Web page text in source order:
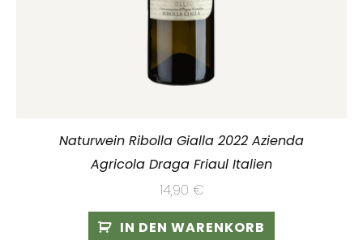
Naturwein Ribolla Gialla 2022 Azienda
Agricola Draga Friaul Italien
14,90 €
IN DEN WARENKORB